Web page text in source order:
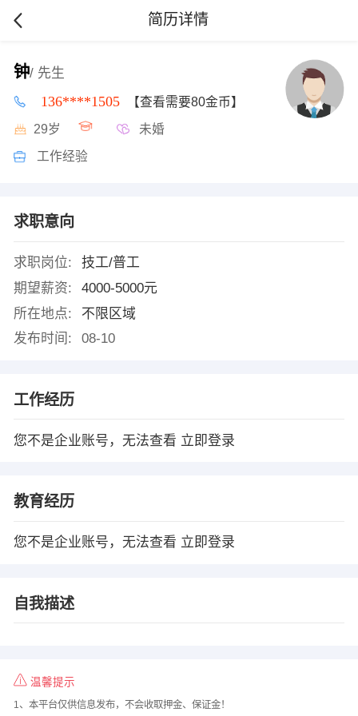
简历详情
钟/ 先生
136****1505 【查看需要80金币】
29岁 未婚
工作经验
求职意向
求职岗位:
技工/普工
期望薪资:
4000-5000元
所在地点:
不限区域
发布时间:
08-10
工作经历
您不是企业账号，无法查看 立即登录
教育经历
您不是企业账号，无法查看 立即登录
自我描述
温馨提示
1、本平台仅供信息发布，不会收取押金、保证金！